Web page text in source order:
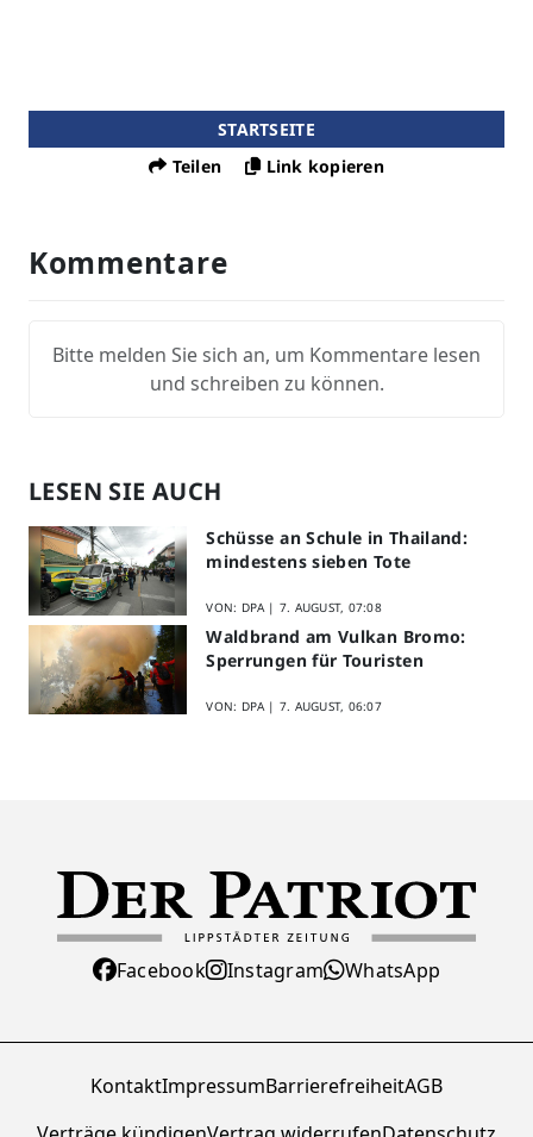
STARTSEITE
Teilen
Link kopieren
Kommentare
Bitte melden Sie sich an, um Kommentare lesen
und schreiben zu können.
LESEN SIE AUCH
Schüsse an Schule in Thailand:
mindestens sieben Tote
VON: DPA | 7. AUGUST, 07:08
Waldbrand am Vulkan Bromo:
Sperrungen für Touristen
VON: DPA | 7. AUGUST, 06:07
Facebook Instagram WhatsApp
KontaktImpressumBarrierefreiheitAGB